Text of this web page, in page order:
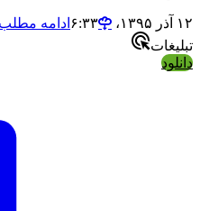
۱۲ آذر ۱۳۹۵،‏ ۶:۳۳
ادامه مطلب
تبلیغات
دانلود